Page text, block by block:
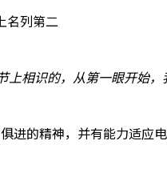
名列第二
上相识的，从第一眼开始
的精神，并有能力适应